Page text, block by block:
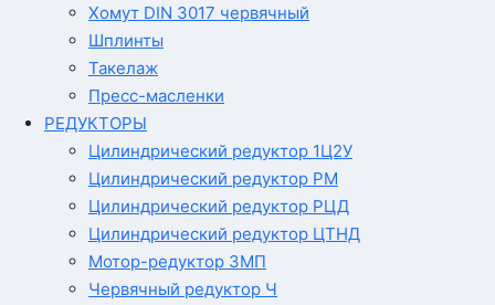
Хомут DIN 3017 червячный
Шплинты
Такелаж
Пресс-масленки
РЕДУКТОРЫ
Цилиндрический редуктор 1Ц2У
Цилиндрический редуктор РМ
Цилиндрический редуктор РЦД
Цилиндрический редуктор ЦТНД
Мотор-редуктор 3МП
Червячный редуктор Ч